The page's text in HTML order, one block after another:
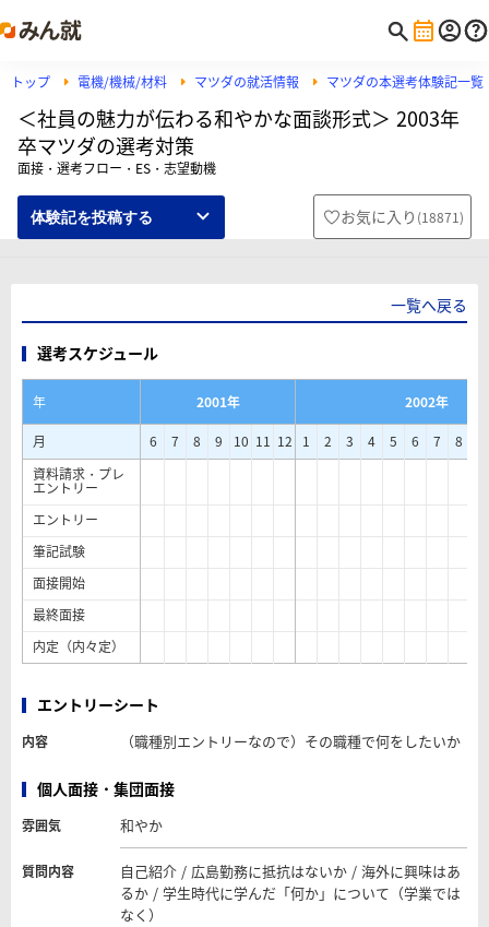
トップ 電機/機械/材料 マツダの就活情報 マツダの本選考体験記一覧
＜社員の魅力が伝わる和やかな面談形式＞ 2003年
卒マツダの選考対策
面接・選考フロー・ES・志望動機
体験記を投稿する お気に入り (18871)
一覧へ戻る
選考スケジュール
年 2001年
2002年
月
6 7 8 9 10 11 12 1 2 3 4 5 6 7 8
資料請求・プレ
エントリー
エントリー
筆記試験
面接開始
最終面接
内定（内々定）
エントリーシート
内容 （職種別エントリーなので）その職種で何をしたいか
個人面接・集団面接
雰囲気 和やか
質問内容
自己紹介 / 広島勤務に抵抗はないか / 海外に興味はあ
るか / 学生時代に学んだ「何か」について（学業では
なく）